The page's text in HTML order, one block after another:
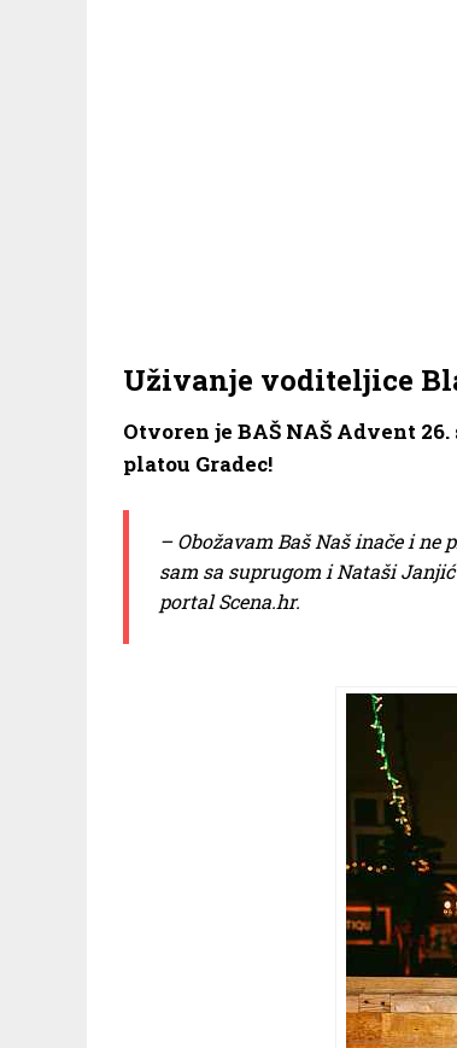
Uživanje voditeljice
Otvoren je BAŠ NAŠ Advent
platou Gradec!
– Obožavam Baš Naš inače i
sam sa suprugom i Nataši
portal Scena.hr.